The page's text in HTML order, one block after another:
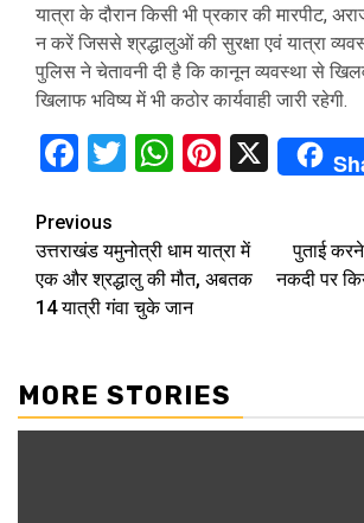
यात्रा के दौरान किसी भी प्रकार की मारपीट,
न करें जिससे श्रद्धालुओं की सुरक्षा एवं यात्रा
पुलिस ने चेतावनी दी है कि कानून व्यवस्था से
खिलाफ भविष्य में भी कठोर कार्यवाही जारी रहेगी.
Facebook
Twitter
WhatsApp
X
Continue
Reading
Previous
उत्तराखंड यमुनोत्री धाम यात्रा में
एक और श्रद्धालु की मौत, अबतक
14 यात्री गंवा चुके जान
पुताई
नकदी पर
MORE STORIES